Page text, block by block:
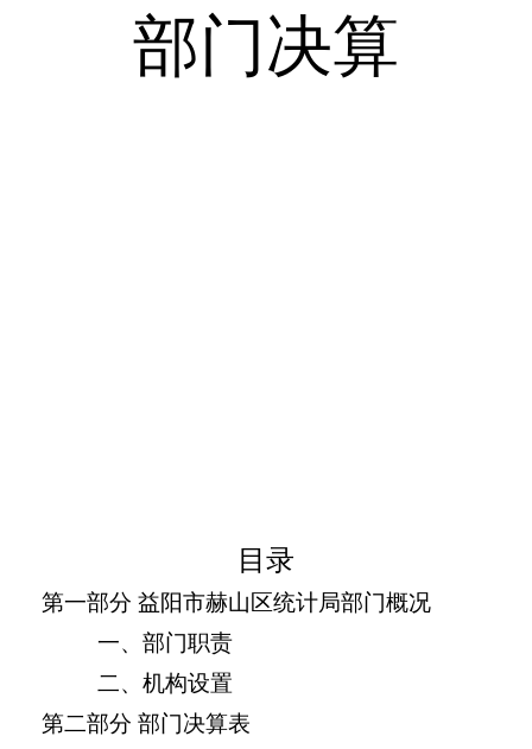
部门决算
目录
第一部分 益阳市赫山区统计局部门概况
一、部门职责
二、机构设置
第二部分 部门决算表